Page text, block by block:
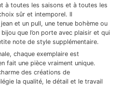
à toutes les saisons et à toutes les
sûr et intemporel. Il
et un pull, une tenue bohème ou
que l’on porte avec plaisir et qui
note de style supplémentaire.
chaque exemplaire est
fait une pièce vraiment unique.
des créations de
la qualité, le détail et le travail